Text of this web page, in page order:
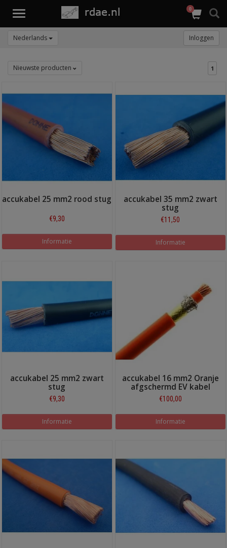
Toggle
0
Nederlands Inloggen
Nieuwste producten 1
accukabel 25 mm2 rood stug
€9,30
Informatie
accukabel 35 mm2 zwart
stug
€11,50
Informatie
accukabel 25 mm2 zwart
stug
€9,30
Informatie
accukabel 16 mm2 Oranje
afgschermd EV kabel
€100,00
Informatie